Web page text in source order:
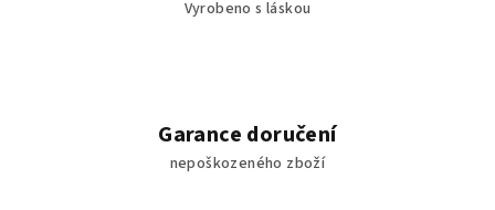
Vyrobeno s láskou
Garance doručení
nepoškozeného zboží